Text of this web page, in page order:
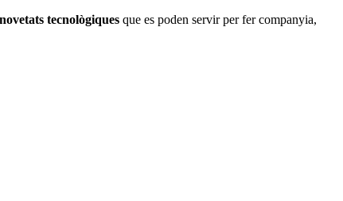
novetats tecnològiques que es poden servir per fer companyia,